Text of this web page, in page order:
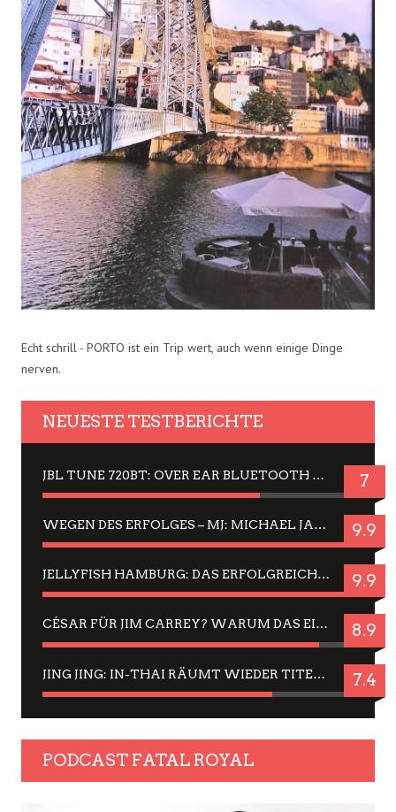
Echt schrill - PORTO ist ein Trip wert, auch wenn einige Dinge
nerven.
NEUESTE TESTBERICHTE
JBL TUNE 720BT: OVER EAR BLUETOOTH KOPFHÖRER UM DIE 50,-€ IM DAUER-TEST 7
WEGEN DES ERFOLGES – MJ: MICHAEL JACKSON MUSICAL IN EINER MATINEE SEHEN 9.9
JELLYFISH HAMBURG: DAS ERFOLGREICHE SOMMER-MENÜ 2025 IN GEFÜHLEN UND BILDERN 9.9
CÉSAR FÜR JIM CARREY? WARUM DAS EINER DER NERVIGSTEN ACTORS IST UND BLEIBT 8.9
JING JING: IN-THAI RÄUMT WIEDER TITEL AB – EIN ZWEI-STUNDEN-ERLEBNISBERICHT 7.4
PODCAST FATAL ROYAL